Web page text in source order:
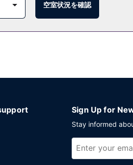
ョップ / カフェでも食事を提供してい
ます。
空室状況を確認
Sign Up for
Stay informed